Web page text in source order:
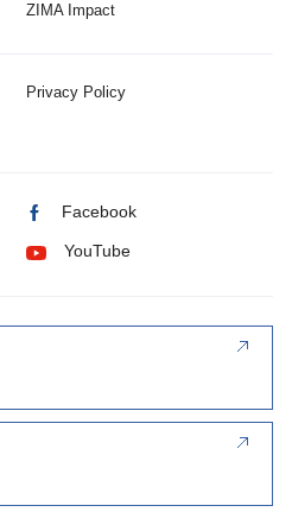
ZIMA Impact
Privacy Policy
Facebook
YouTube